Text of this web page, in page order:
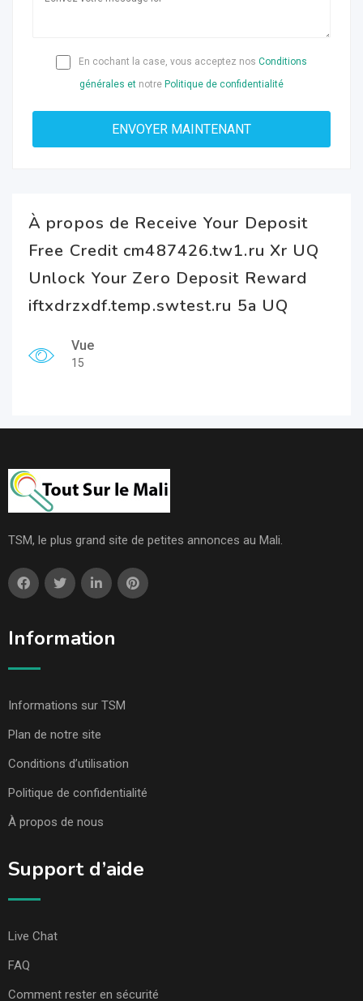
En cochant la case, vous acceptez nos Conditions
générales et notre Politique de confidentialité
À propos de Receive Your Deposit
Free Credit cm487426.tw1.ru Xr UQ
Unlock Your Zero Deposit Reward
iftxdrzxdf.temp.swtest.ru 5a UQ
Vue
15
TSM, le plus grand site de petites annonces au Mali.
Information
Informations sur TSM
Plan de notre site
Conditions d’utilisation
Politique de confidentialité
À propos de nous
Support d’aide
Live Chat
FAQ
Comment rester en sécurité